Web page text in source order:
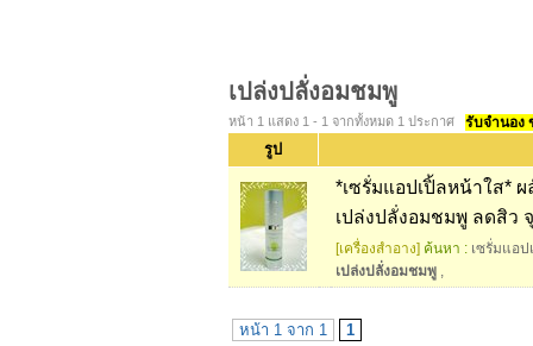
เปล่งปลั่งอมชมพู
หน้า 1 แสดง 1 - 1 จากทั้งหมด 1 ประกาศ รับจำนอง
รูป
*เซรั่มแอปเปิ้ลหน้าใส*
เปล่งปลั่งอมชมพู ลดสิว
[เครื่องสำอาง] ค้นหา : เซรั่มแอ
เปล่งปลั่งอมชมพู ,
หน้า 1 จาก 1 1